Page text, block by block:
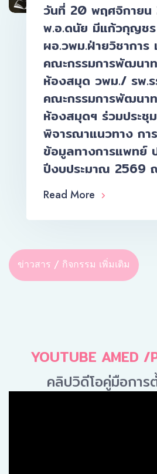
วันที่ 20 พฤศจิกายน
พ.อ.ดนัย มีแก้วกุญช
ผอ.วพม.ฝ่ายวิชาการ
คณะกรรมการพัฒนา
ห้องสมุด วพม./ รพ.
คณะกรรมการพัฒนา
ห้องสมุดฯ ร่วมประชุ
พิจารณาแนวทาง กา
ข้อมูลทางการแพทย์
ปีงบประมาณ 2569
Read More
ข่าวสาร / กิจกรรม เพิ่มเติม
YOUTUBE AMED
คลิปวิดีโอคู่มือการ